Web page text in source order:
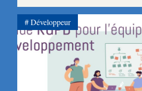
Développeur